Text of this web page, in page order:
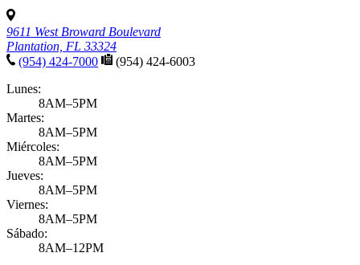
9611 West Broward Boulevard
Plantation, FL 33324
(954) 424-7000
(954) 424-6003
Lunes:
8AM–5PM
Martes:
8AM–5PM
Miércoles:
8AM–5PM
Jueves:
8AM–5PM
Viernes:
8AM–5PM
Sábado:
8AM–12PM